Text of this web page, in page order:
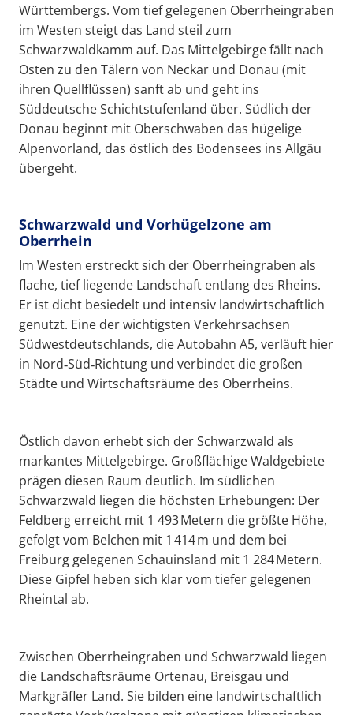
Württembergs. Vom tief gelegenen Oberrheingraben
im Westen steigt das Land steil zum
Schwarzwaldkamm auf. Das Mittelgebirge fällt nach
Osten zu den Tälern von Neckar und Donau (mit
ihren Quellflüssen) sanft ab und geht ins
Süddeutsche Schichtstufenland über. Südlich der
Donau beginnt mit Oberschwaben das hügelige
Alpenvorland, das östlich des Bodensees ins Allgäu
übergeht.
Schwarzwald und Vorhügelzone am
Oberrhein
Im Westen erstreckt sich der Oberrheingraben als
flache, tief liegende Landschaft entlang des Rheins.
Er ist dicht besiedelt und intensiv landwirtschaftlich
genutzt. Eine der wichtigsten Verkehrsachsen
Südwestdeutschlands, die Autobahn A5, verläuft hier
in Nord‑Süd‑Richtung und verbindet die großen
Städte und Wirtschaftsräume des Oberrheins.
Östlich davon erhebt sich der Schwarzwald als
markantes Mittelgebirge. Großflächige Waldgebiete
prägen diesen Raum deutlich. Im südlichen
Schwarzwald liegen die höchsten Erhebungen: Der
Feldberg erreicht mit 1 493 Metern die größte Höhe,
gefolgt vom Belchen mit 1 414 m und dem bei
Freiburg gelegenen Schauinsland mit 1 284 Metern.
Diese Gipfel heben sich klar vom tiefer gelegenen
Rheintal ab.
Zwischen Oberrheingraben und Schwarzwald liegen
die Landschaftsräume Ortenau, Breisgau und
Markgräfler Land. Sie bilden eine landwirtschaftlich